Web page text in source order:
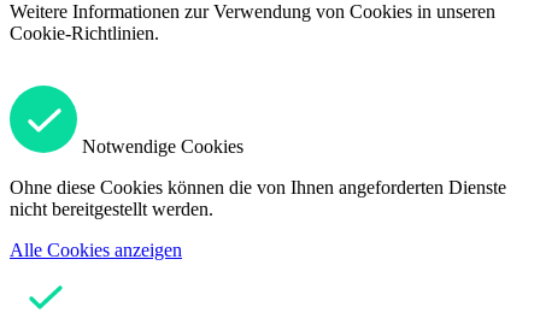
Weitere Informationen zur Verwendung von Cookies in unseren
Cookie-Richtlinien.
Notwendige Cookies
Ohne diese Cookies können die von Ihnen angeforderten Dienste
nicht bereitgestellt werden.
Alle Cookies anzeigen